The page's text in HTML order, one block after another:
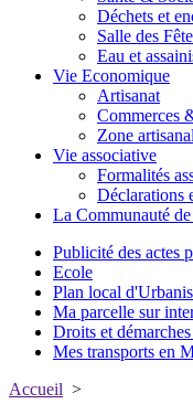
Déchets et
Salle des
Eau et
Vie Economique
Artisanat
Commerces
Zone
Vie associative
Formalités
Déclarations
La Communauté
Publicité des actes
Ecole
Plan local
Ma parcelle sur
Droits et
Mes transports en
Accueil >